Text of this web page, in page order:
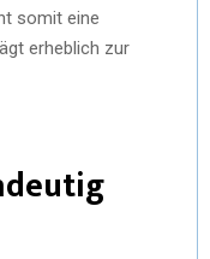
somit eine
erheblich zur